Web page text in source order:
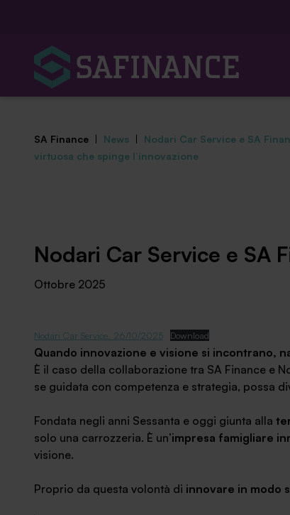
Finanza Agevolata
Centro studi
SA Finance | News | Nodari Car Service e SA
virtuosa che spinge l’innovazione
Nodari Car Service e SA
Ottobre 2025
Nodari Car Service. 26/10/2025 Download
Quando innovazione e visione si incontrano,
È il caso della collaborazione tra SA Finance e
se guidata con competenza e strategia, possa
Fondata negli anni Sessanta e oggi giunta alla
solo una carrozzeria. È un’impresa famigliare
visione.
Proprio da questa volontà di innovare in modo